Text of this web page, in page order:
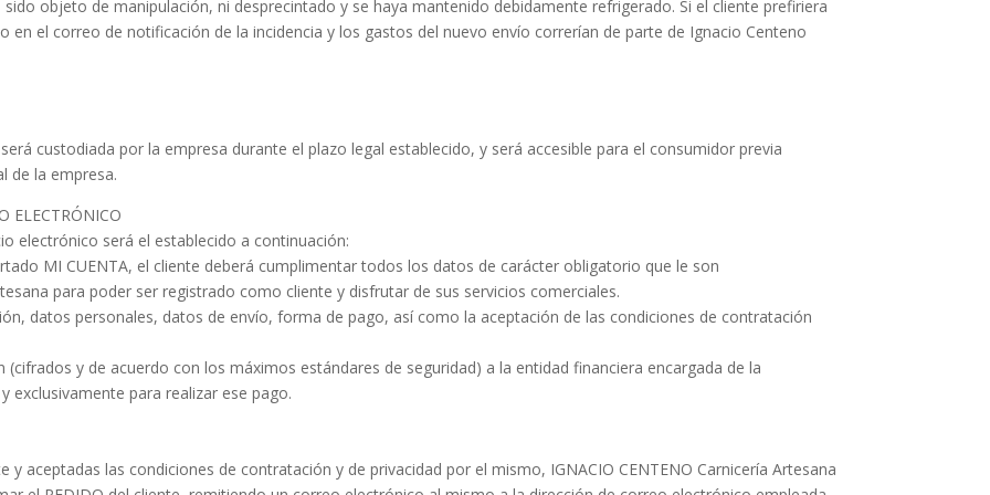
objeto de manipulación, ni desprecintado y se haya mantenido debidamente refrigerado. Si el cliente prefiriera
el correo de notificación de la incidencia y los gastos del nuevo envío correrían de parte de Ignacio Centeno
custodiada por la empresa durante el plazo legal establecido, y será accesible para el consumidor previa
de la empresa.
ELECTRÓNICO
electrónico será el establecido a continuación:
MI CUENTA, el cliente deberá cumplimentar todos los datos de carácter obligatorio que le son
para poder ser registrado como cliente y disfrutar de sus servicios comerciales.
datos personales, datos de envío, forma de pago, así como la aceptación de las condiciones de contratación
y de acuerdo con los máximos estándares de seguridad) a la entidad financiera encargada de la
exclusivamente para realizar ese pago.
aceptadas las condiciones de contratación y de privacidad por el mismo, IGNACIO CENTENO Carnicería Artesana